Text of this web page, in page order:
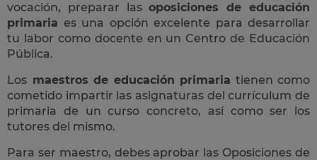
vocación, preparar lasoposiciones de educación
primaria es una opción excelente para desarrollar
tu labor como docente en un Centro de Educación
Pública.
Los maestros de educación primaria tienen como
cometido impartir las asignaturas del currículum de
primaria de un curso concreto, así como ser los
tutores del mismo.
Para ser maestro, debes aprobar las Oposiciones de